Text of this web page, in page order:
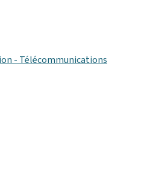
- Télécommunications